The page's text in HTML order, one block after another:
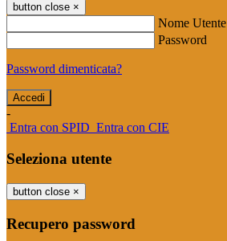
button close ×
Nome Utente
Password
Password dimenticata?
-
Entra con SPID Entra con CIE
Seleziona utente
button close ×
Recupero password